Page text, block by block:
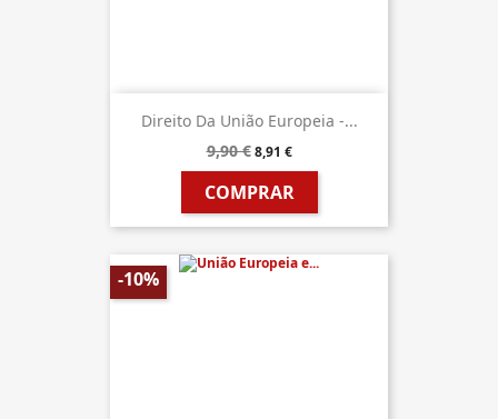
Direito Da União Europeia -...
9,90 € 8,91 €
COMPRAR
-10%